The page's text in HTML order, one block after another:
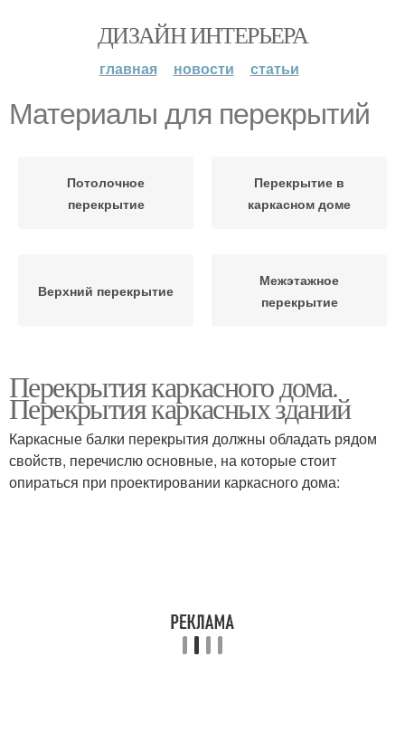
ДИЗАЙН ИНТЕРЬЕРА
главная новости статьи
Материалы для перекрытий
Потолочное
перекрытие
Перекрытие в
каркасном доме
Верхний перекрытие
Межэтажное
перекрытие
Перекрытия каркасного дома.
Перекрытия каркасных зданий
Каркасные балки перекрытия должны обладать рядом
свойств, перечислю основные, на которые стоит
опираться при проектировании каркасного дома: